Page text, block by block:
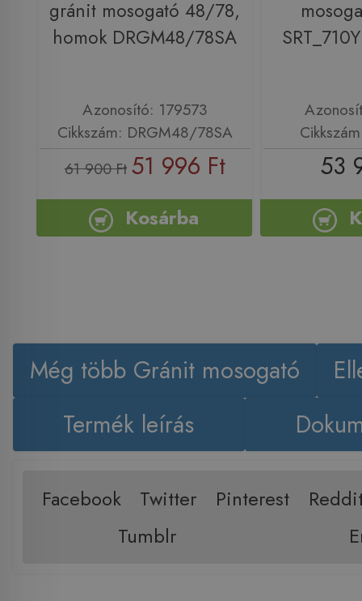
gránit mosogató 48/78,
homok DRGM48/78SA
Azonosító: 179573
Cikkszám: DRGM48/78SA
61 900 Ft 51 996 Ft
Kosárba
53
Még több Gránit mosogató
Termék leírás
Facebook Twitter Pinterest
Tumblr